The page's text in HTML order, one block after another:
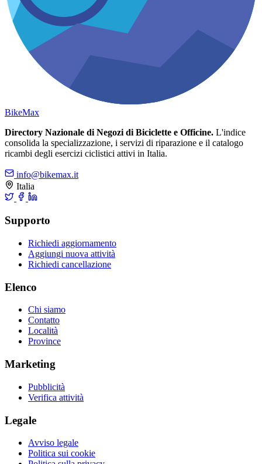
BikeMax
Directory Nazionale di Negozi di Biciclette e Officine. L'indice
consolida la specializzazione, i servizi di riparazione e il catalogo
ricambi degli esercizi ciclistici attivi in Italia.
info@bikemax.it
Italia
Supporto
Richiedi aggiornamento
Aggiungi nuova attività
Richiedi cancellazione
Elenco
Chi siamo
Contatto
Località
Province
Marketing
Pubblicità
Verifica attività
Legale
Avviso legale
Politica sui cookie